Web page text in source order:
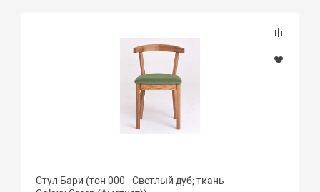
Стул Бари (тон 000 - Светлый дуб; ткань